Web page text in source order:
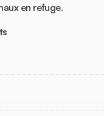
en refuge.